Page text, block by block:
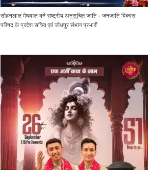
सोहनलाल मेघवाल बने राष्ट्रीय अनुसूचित जाति - जनजाति विकास
परिषद के प्रदेश सचिव एवं जोधपुर संभाग प्रभारी